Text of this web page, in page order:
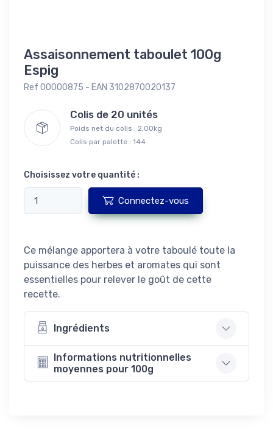
Assaisonnement taboulet 100g
Espig
Ref 00000875 - EAN 3102870020137
Colis de 20 unités
Poids net du colis : 2,00kg
Colis par palette : 144
Choisissez votre quantité :
Connectez-vous
Ce mélange apportera à votre taboulé toute la
puissance des herbes et aromates qui sont
essentielles pour relever le goût de cette
recette.
Ingrédients
Informations nutritionnelles
moyennes pour 100g